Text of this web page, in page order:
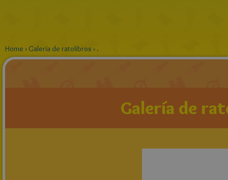
Home › Galería de ratolibros › .
Galería de